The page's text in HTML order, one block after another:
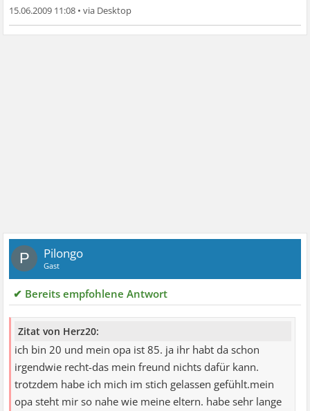
15.06.2009 11:08 •
P Pilongo
Gast
✔ Bereits empfohlene Antwort
Zitat von Herz20:
ich bin 20 und mein opa ist 85. ja ihr habt da schon
irgendwie recht-das mein freund nichts dafür kann.
trotzdem habe ich mich im stich gelassen gefühlt.mein
opa steht mir so nahe wie meine eltern. habe sehr lange